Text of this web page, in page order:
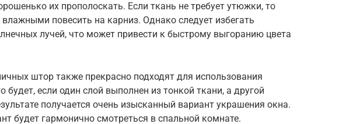
их прополоскать. Если ткань не требует утюжки, то
повесить на карниз. Однако следует избегать
лучей, что может привести к быстрому выгоранию цвета
штор также прекрасно подходят для использования
будет, если один слой выполнен из тонкой ткани, а другой
получается очень изысканный вариант украшения окна.
будет гармонично смотреться в спальной комнате.